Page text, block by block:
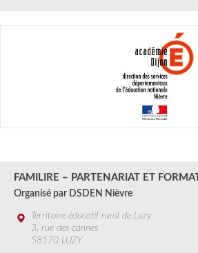
FAMILIRE – PARTENARIAT ET
Organisé par DSDEN Nièvre
Territoire éducatif rural de Luzy
3, rue des cannes
58170 LUZY